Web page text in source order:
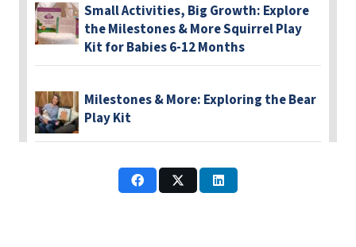
Small Activities, Big Growth: Explore
the Milestones & More Squirrel Play
Kit for Babies 6-12 Months
Milestones & More: Exploring the Bear
Play Kit